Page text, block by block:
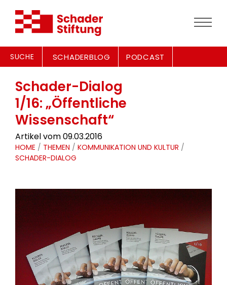
SUCHE SCHADERBLOG PODCAST
Schader-Dialog
1/16: „Öffentliche
Wissenschaft“
Artikel vom 09.03.2016
HOME / THEMEN / KOMMUNIKATION UND KULTUR /
SCHADER-DIALOG